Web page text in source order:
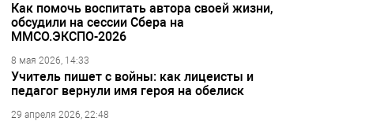
Как помочь воспитать автора своей жизни,
обсудили на сессии Сбера на
ММСО.ЭКСПО-2026
8 мая 2026, 14:33
Учитель пишет с войны: как лицеисты и
педагог вернули имя героя на обелиск
29 апреля 2026, 22:48